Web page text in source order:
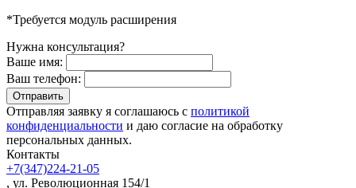
*Требуется модуль расширения
Нужна консультация?
Ваше имя:
Ваш телефон:
Отправляя заявку я соглашаюсь с политикой
конфиденциальности и даю согласие на обработку
персональных данных.
Контакты
+7(347)224-21-05
, ул. Революционная 154/1